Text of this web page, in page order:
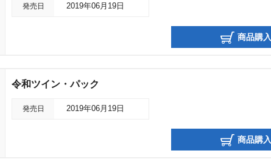
発売日 2019年06月19日
商品購入
令和ツイン・パック
発売日 2019年06月19日
商品購入